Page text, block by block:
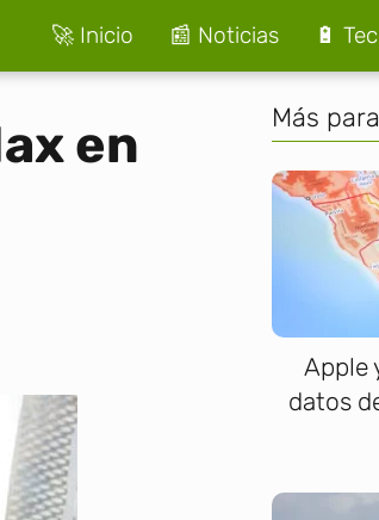
🚀 Inicio 📰 Noticias 🔋
en
Más
Apple
datos